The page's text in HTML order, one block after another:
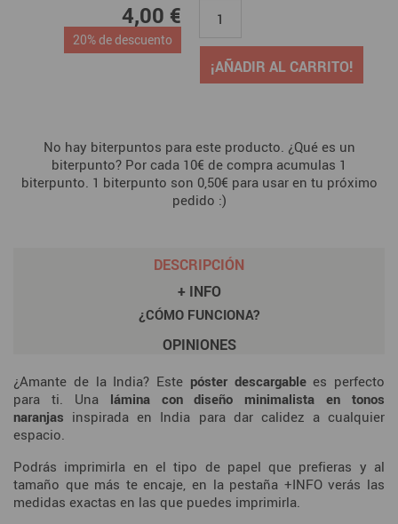
4,00 €
20% de descuento
¡AÑADIR AL CARRITO!
No hay biterpuntos para este producto. ¿Qué es un
biterpunto? Por cada 10€ de compra acumulas 1
biterpunto. 1 biterpunto son 0,50€ para usar en tu próximo
pedido :)
DESCRIPCIÓN
+ INFO
¿CÓMO FUNCIONA?
OPINIONES
¿Amante de la India? Este póster descargablees perfecto
para ti. Una lámina con diseño minimalista en tonos
naranjas inspirada en India para dar calidez a cualquier
espacio.
Podrás imprimirla en el tipo de papel que prefieras y al
tamaño que más te encaje, en la pestaña +INFO verás las
medidas exactas en las que puedes imprimirla.